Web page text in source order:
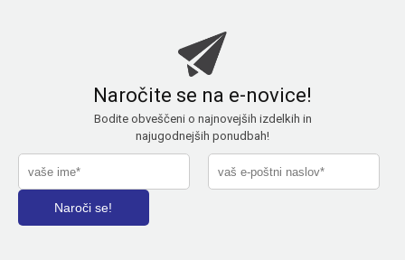
Naročite se na e-novice!
Bodite obveščeni o najnovejših izdelkih in
najugodnejših ponudbah!